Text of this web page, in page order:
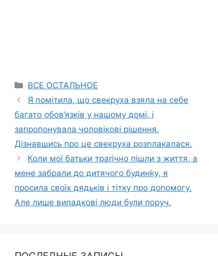
Categories
ВСЕ ОСТАЛЬНОЕ
Я помітила, що свекруха взяла на себе
багато обов’язків у нашому домі, і
запропонувала чоловікові рішення.
Дізнавшись про це свекруха розnлакалася.
Коли мої батьки траrічно пішли з життя, а
мене забрали до дитячого будинkу, я
просила своїх дядьків і тітку про доnомогу.
Але лише виnадкові люди були поруч.